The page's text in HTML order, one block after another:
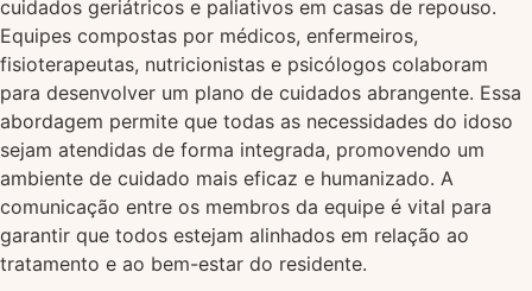
cuidados geriátricos e paliativos em casas de repouso.
Equipes compostas por médicos, enfermeiros,
fisioterapeutas, nutricionistas e psicólogos colaboram
para desenvolver um plano de cuidados abrangente. Essa
abordagem permite que todas as necessidades do idoso
sejam atendidas de forma integrada, promovendo um
ambiente de cuidado mais eficaz e humanizado. A
comunicação entre os membros da equipe é vital para
garantir que todos estejam alinhados em relação ao
tratamento e ao bem-estar do residente.